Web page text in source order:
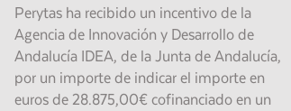
Perytas ha recibido un incentivo de la
Agencia de Innovación y Desarrollo de
Andalucía IDEA, de la Junta de Andalucía,
por un importe de indicar el importe en
euros de 28.875,00€ cofinanciado en un